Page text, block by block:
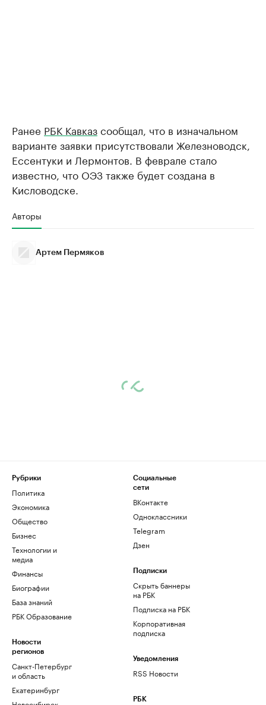
Ранее РБК Кавказсообщал, что в изначальном
варианте заявки присутствовали Железноводск,
Ессентуки и Лермонтов. В феврале стало
известно, что ОЭЗ также будет создана в
Кисловодске.
Авторы
Артем Пермяков
Рубрики
Политика
Экономика
Общество
Бизнес
Технологии и
медиа
Финансы
Биографии
База знаний
РБК Образование
Новости
регионов
Санкт-Петербург
и область
Екатеринбург
Социальные
сети
ВКонтакте
Одноклассники
Telegram
Дзен
Подписки
Скрыть баннеры
на РБК
Подписка на РБК
Корпоративная
подписка
Уведомления
RSS Новости
РБК